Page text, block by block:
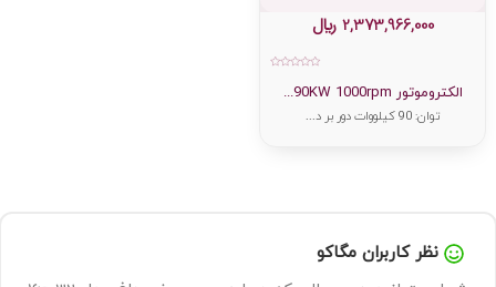
الکتروموتور 90KW 1000rpm...
2,373,966,000 ﷼
توان: 90 کیلووات دور بر د...
نظر کاربران مگاکو